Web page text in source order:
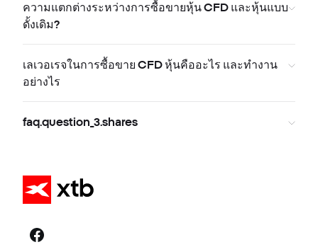
ความแตกต่างระหว่างการซื้อขายหุ้น CFD และหุ้นแบบ
ดั้งเดิม?
เลเวอเรจในการซื้อขาย CFD หุ้นคืออะไร และทำงาน
อย่างไร
faq.question_3.shares